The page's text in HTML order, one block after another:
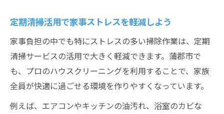
定期清掃活用で家事ストレスを軽減しよう
家事負担の中でも特にストレスの多い掃除作業は、定期
清掃サービスの活用で大きく軽減できます。蒲郡市で
も、プロのハウスクリーニングを利用することで、家族
全員が快適に過ごせる環境を作りやすくなっています。
例えば、エアコンやキッチンの油汚れ、浴室のカビな